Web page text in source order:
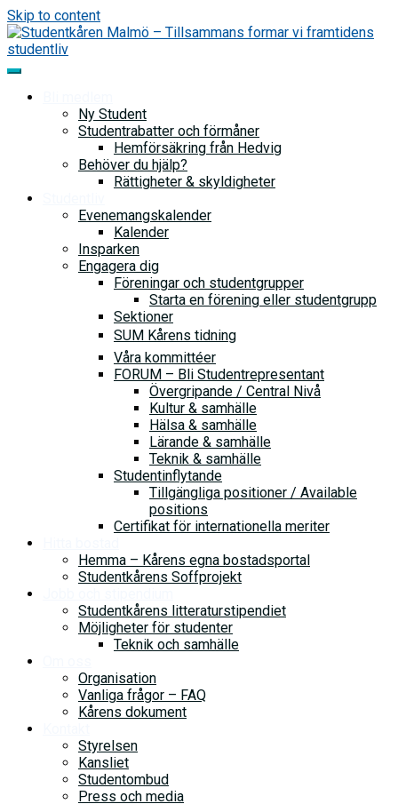
Skip to content
Ny Student
Studentrabatter och förmåner
Hemförsäkring från Hedvig
Behöver du hjälp?
Rättigheter & skyldigheter
Evenemangskalender
Kalender
Insparken
Engagera dig
Föreningar och studentgrupper
Starta en förening eller studentgrupp
Sektioner
SUM Kårens tidning
Våra kommittéer
FORUM – Bli Studentrepresentant
Övergripande / Central Nivå
Kultur & samhälle
Hälsa & samhälle
Lärande & samhälle
Teknik & samhälle
Studentinflytande
Tillgängliga positioner / Available
positions
Certifikat för internationella meriter
Hemma – Kårens egna bostadsportal
Studentkårens Soffprojekt
Studentkårens litteraturstipendiet
Möjligheter för studenter
Teknik och samhälle
Organisation
Vanliga frågor – FAQ
Kårens dokument
Styrelsen
Kansliet
Studentombud
Press och media